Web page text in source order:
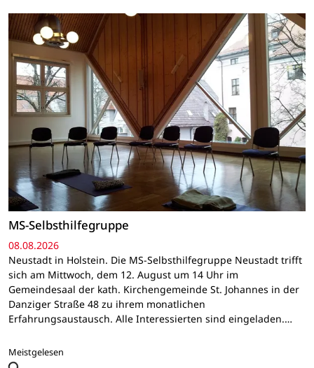
MS-Selbsthilfegruppe
08.08.2026
Neustadt in Holstein. Die MS-Selbsthilfegruppe Neustadt trifft
sich am Mittwoch, dem 12. August um 14 Uhr im
Gemeindesaal der kath. Kirchengemeinde St. Johannes in der
Danziger Straße 48 zu ihrem monatlichen
Erfahrungsaustausch. Alle Interessierten sind eingeladen.…
Meistgelesen